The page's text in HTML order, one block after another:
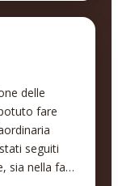
delle
fare
seguiti
sia nella fase